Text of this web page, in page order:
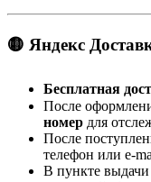
🟡 Яндекс
Бесплатная
После
номер для
После
телефон или e-
В пункте